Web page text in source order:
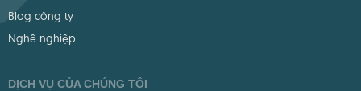
Blog công ty
Nghề nghiệp
DỊCH VỤ CỦA CHÚNG TÔI